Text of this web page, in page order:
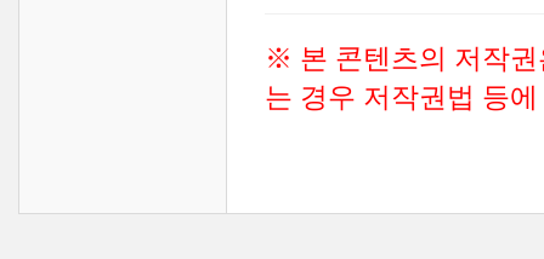
※ 본 콘텐츠의 저작권
는 경우 저작권법 등